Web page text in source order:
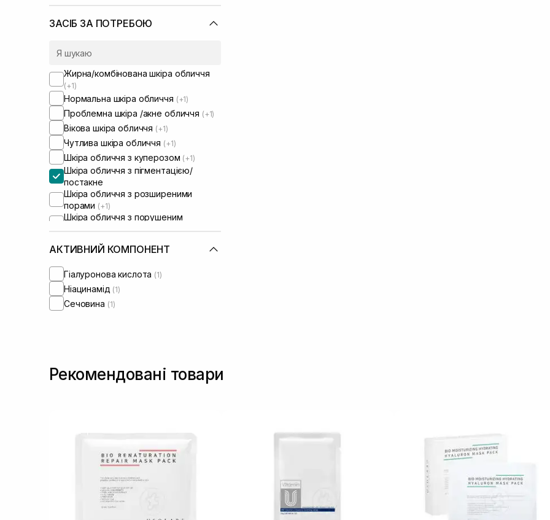
VT Cosmetics(+1)
ЗАСІБ ЗА ПОТРЕБОЮ
Жирна/комбінована шкіра обличчя
(+1)
Нормальна шкіра обличчя (+1)
Проблемна шкіра /акне обличчя (+1)
Вікова шкіра обличчя (+1)
Чутлива шкіра обличчя (+1)
Шкіра обличчя з куперозом (+1)
Шкіра обличчя з пігментацією/
постакне
Шкіра обличчя з розширеними
порами (+1)
Шкіра обличчя з порушеним
барʼєром(+1)
мікробіомом(+1)
АКТИВНИЙ КОМПОНЕНТ
Гіалуронова кислота (1)
Ніацинамід (1)
Сечовина (1)
Рекомендовані товари